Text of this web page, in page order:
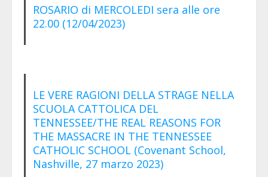
ROSARIO di MERCOLEDI sera alle ore
22.00 (12/04/2023)
LE VERE RAGIONI DELLA STRAGE NELLA
SCUOLA CATTOLICA DEL
TENNESSEE/THE REAL REASONS FOR
THE MASSACRE IN THE TENNESSEE
CATHOLIC SCHOOL (Covenant School,
Nashville, 27 marzo 2023)